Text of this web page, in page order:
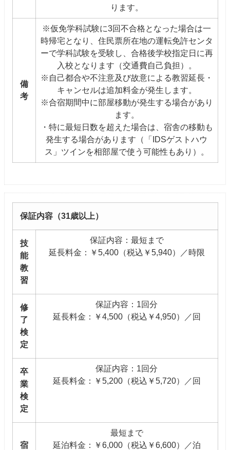
ります。
備
考
※仮免学科試験に3回不合格となった場合は一
時帰宅となり、住民票所在地の運転免許センタ
ーで学科試験を受験し、合格後学校指定日に再
入校となります（交通費自己負担）。
※自己都合や不注意及び故意による教習延長・
キャンセルは追加料金が発生します。
※合宿期間中に部屋移動が発生する場合があり
ます。
・特に最短日数を超えた場合は、宿舎の移動も
発生する場合があります（「IDSゲストハウ
ス」ツインを相部屋で使う可能性もあり）。
保証内容（31歳以上）
技
能
教
習
保証内容：最短まで
延長料金：￥5,400（税込￥5,940）／時限
修
了
検
定
保証内容：1回分
延長料金：￥4,500（税込￥4,950）／回
卒
業
検
定
保証内容：1回分
延長料金：￥5,200（税込￥5,720）／回
宿
最短まで
延泊料金：￥6,000（税込￥6,600）／泊